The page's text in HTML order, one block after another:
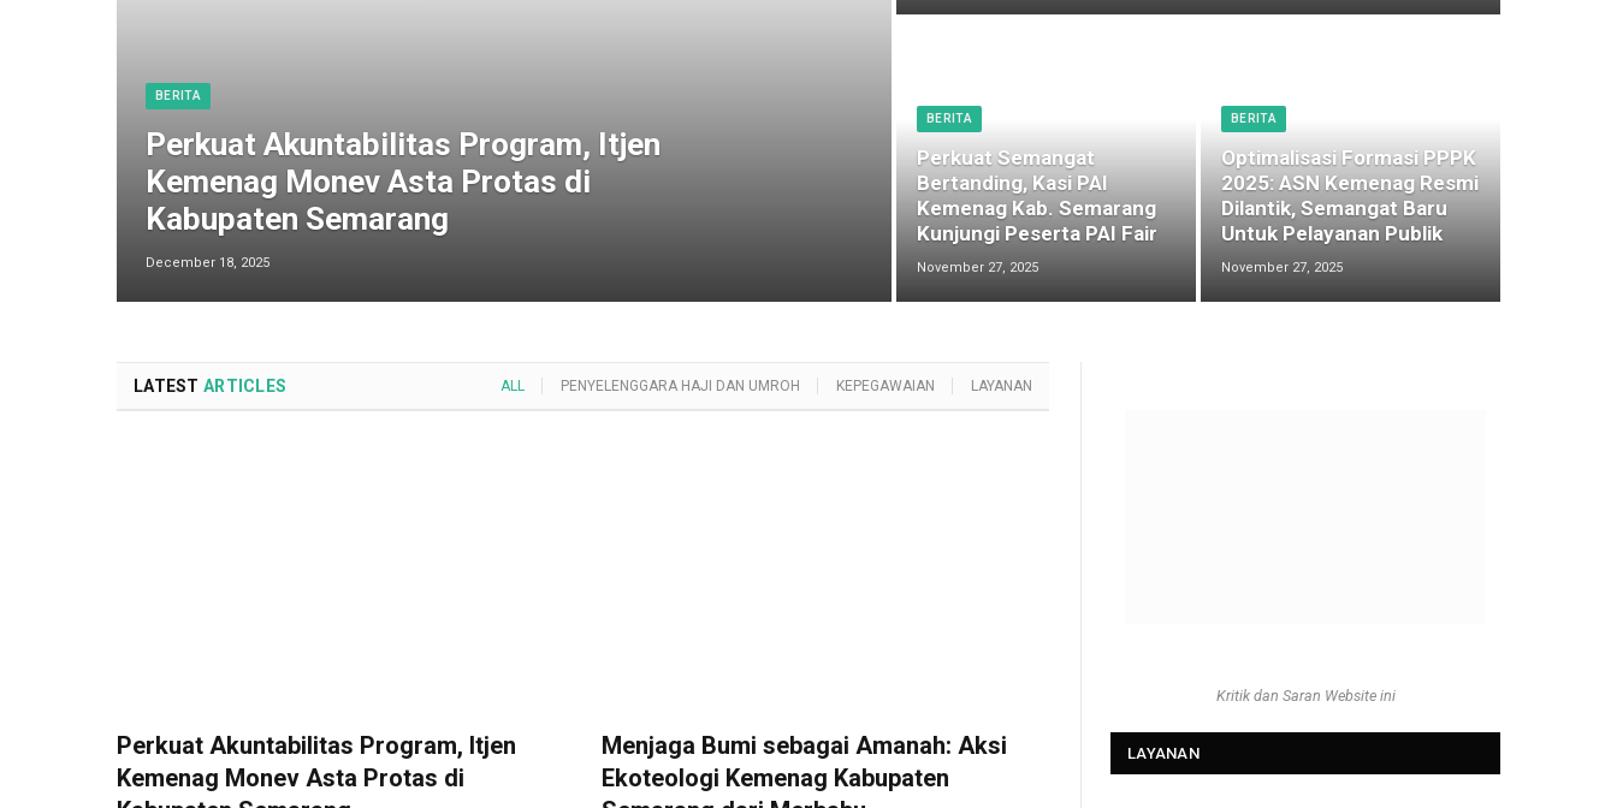
BERITA
Perkuat Akuntabilitas Program, Itjen
Kemenag Monev Asta Protas di
Kabupaten Semarang
December 18, 2025
BERITA
Perkuat Semangat
Bertanding, Kasi PAI
Kemenag Kab. Semarang
Kunjungi Peserta PAI Fair
November 27, 2025
BERITA
Optimalisasi Formasi PPPK
2025: ASN Kemenag Resmi
Dilantik, Semangat Baru
Untuk Pelayanan Publik
November 27, 2025
LATEST ARTICLES ALL PENYELENGGARA HAJI DAN UMROH KEPEGAWAIAN LAYANAN
Perkuat Akuntabilitas Program, Itjen
Kemenag Monev Asta Protas di
Menjaga Bumi sebagai Amanah: Aksi
Ekoteologi Kemenag Kabupaten
Kritik dan Saran Website ini
LAYANAN